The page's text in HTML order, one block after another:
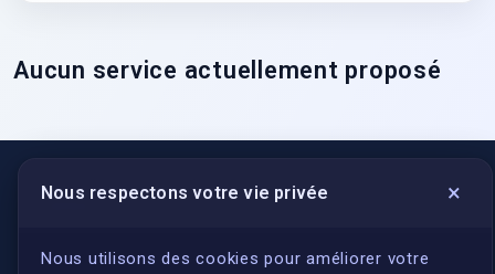
Aucun service actuellement proposé
Nous respectons votre vie privée ×
Nous utilisons des cookies pour améliorer votre
LIENS UTILES
S'inscrire